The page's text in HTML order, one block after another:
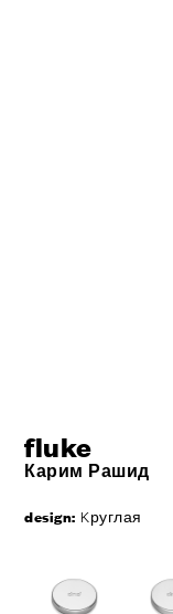
fluke
Карим Рашид
design: Kруглая